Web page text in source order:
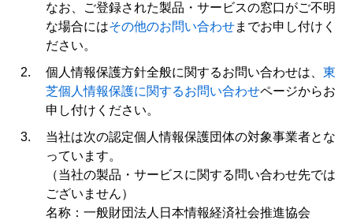
なお、ご登録された製品・サービスの窓口がご不明
な場合にはその他のお問い合わせまでお申し付けく
ださい。
個人情報保護方針全般に関するお問い合わせは、 東
芝個人情報保護に関するお問い合わせページからお
申し付けください。
当社は次の認定個人情報保護団体の対象事業者とな
っています。
（当社の製品・サービスに関する問い合わせ先では
ございません）
名称：一般財団法人日本情報経済社会推進協会